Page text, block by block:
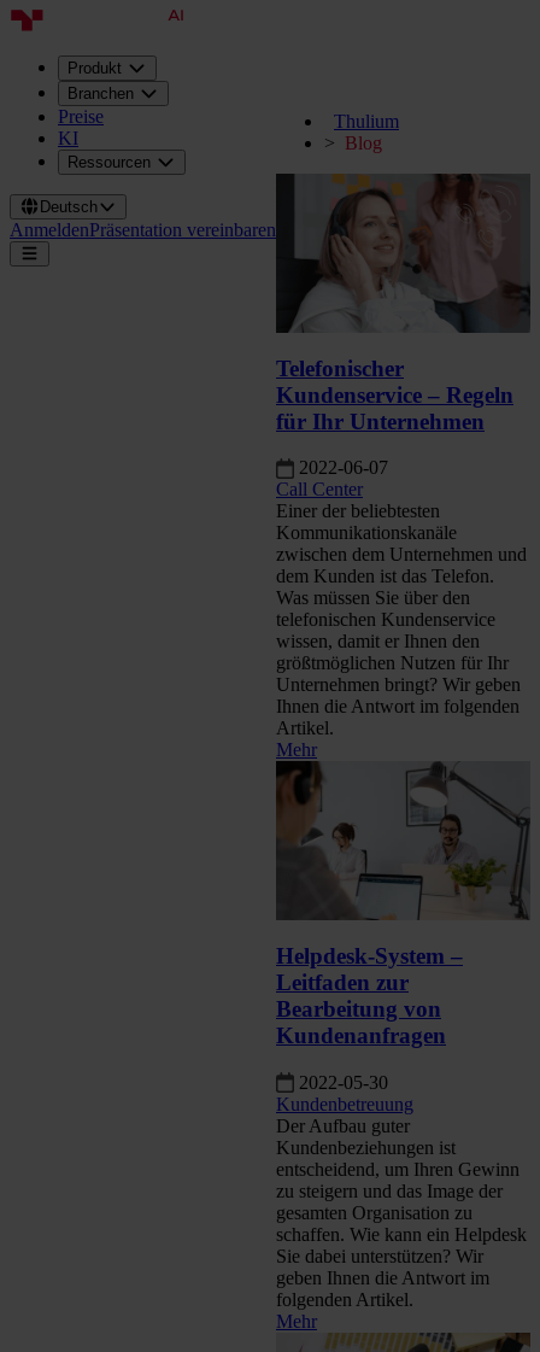
Produkt
Branchen
Preise
KI
Ressourcen
Deutsch
AnmeldenPräsentation vereinbaren
Thulium
Blog
Telefonischer
Kundenservice – Regeln
für Ihr Unternehmen
2022-06-07
Call Center
Einer der beliebtesten
Kommunikationskanäle
zwischen dem Unternehmen und
dem Kunden ist das Telefon.
Was müssen Sie über den
telefonischen Kundenservice
wissen, damit er Ihnen den
größtmöglichen Nutzen für Ihr
Unternehmen bringt? Wir geben
Ihnen die Antwort im folgenden
Artikel.
Mehr
Helpdesk-System –
Leitfaden zur
Bearbeitung von
Kundenanfragen
2022-05-30
Kundenbetreuung
Der Aufbau guter
Kundenbeziehungen ist
entscheidend, um Ihren Gewinn
zu steigern und das Image der
gesamten Organisation zu
schaffen. Wie kann ein Helpdesk
Sie dabei unterstützen? Wir
geben Ihnen die Antwort im
folgenden Artikel.
Mehr